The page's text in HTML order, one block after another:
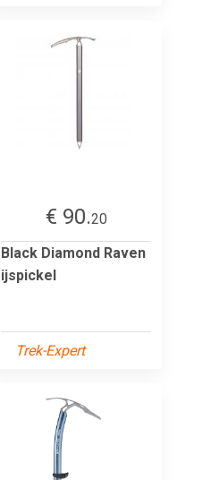
€ 90.20
Black Diamond Raven
ijspickel
Trek-Expert